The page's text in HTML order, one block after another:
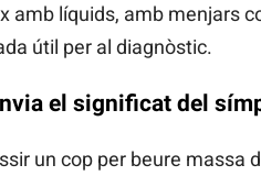
amb líquids, amb menjars
útil per al diagnòstic.
el significat del
un cop per beure massa